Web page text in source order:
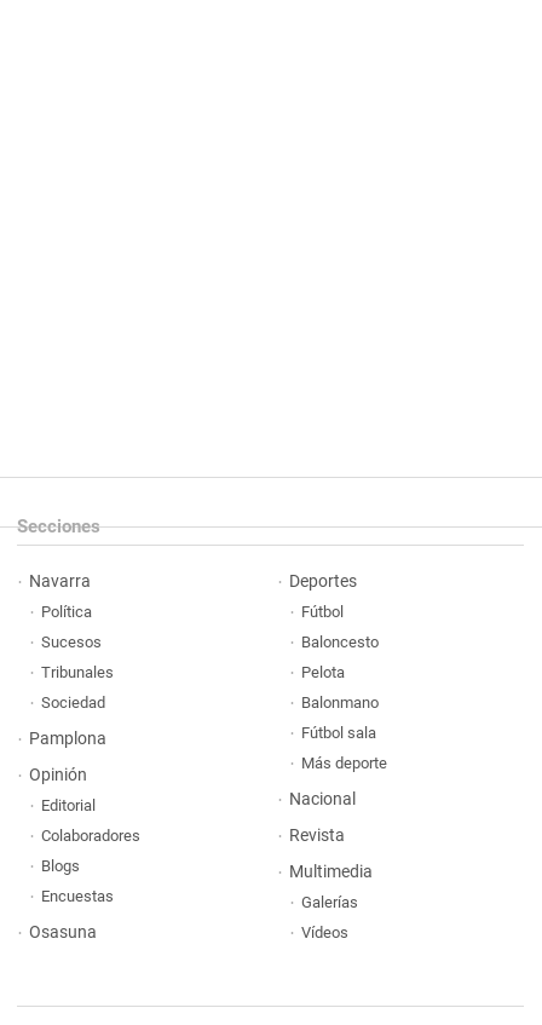
Secciones
Navarra
Política
Sucesos
Tribunales
Sociedad
Pamplona
Opinión
Editorial
Colaboradores
Blogs
Encuestas
Osasuna
Deportes
Fútbol
Baloncesto
Pelota
Balonmano
Fútbol sala
Más deporte
Nacional
Revista
Multimedia
Galerías
Vídeos